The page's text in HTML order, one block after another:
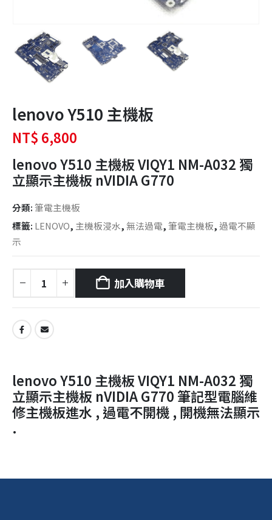
lenovo Y510 主機板
NT$ 6,800
lenovo Y510 主機板 VIQY1 NM-A032 獨
立顯示主機板 nVIDIA G770
分類:筆電主機板
標籤: LENOVO, 主機板浸水,無法過電,筆電主機板, 過電不顯
示
加入購物車
lenovo Y510 主機板 VIQY1 NM-A032 獨
立顯示主機板 nVIDIA G770 筆記型電腦維
修主機板進水 , 過電不開機 , 開機無法顯示
.